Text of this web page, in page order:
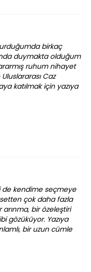
birkaç
duymakta olduğum
ruhum nihayet
Caz
katılmak için yazıya
de kendime seçmeye
çok daha fazla
bir özeleştiri
gözüküyor. Yazıya
bir uzun cümle